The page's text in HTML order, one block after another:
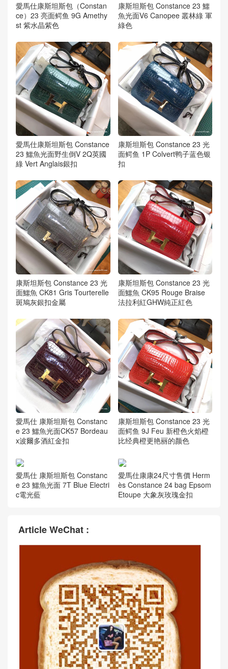
愛馬仕康斯坦斯包（Constan
ce）23 亮面鳄鱼 9G Amethy
st 紫水晶紫色
康斯坦斯包 Constance 23 鱷
魚光面V6 Canopee 叢林綠 軍
綠色
愛馬仕康斯坦斯包 Constance
23 鱷魚光面野生倒V 2Q英國
綠 Vert Anglais銀扣
康斯坦斯包 Constance 23 光
面鳄鱼 1P Colvert鸭子蓝色银
扣
康斯坦斯包 Constance 23 光
面鱷魚 CK81 Gris Tourterelle
斑鳩灰銀扣金屬
康斯坦斯包 Constance 23 光
面鱷魚 CK95 Rouge Braise
法拉利紅GHW純正紅色
愛馬仕 康斯坦斯包 Constanc
e 23 鱷魚光面CK57 Bordeau
x波爾多酒紅金扣
康斯坦斯包 Constance 23 光
面鳄鱼 9J Feu 新橙色火焰橙
比经典橙更艳丽的颜色
愛馬仕 康斯坦斯包 Constanc
e 23 鱷魚光面 7T Blue Electri
c電光藍
愛馬仕康康24尺寸售價 Herm
ès Constance 24 bag Epsom
Etoupe 大象灰玫瑰金扣
Article WeChat :